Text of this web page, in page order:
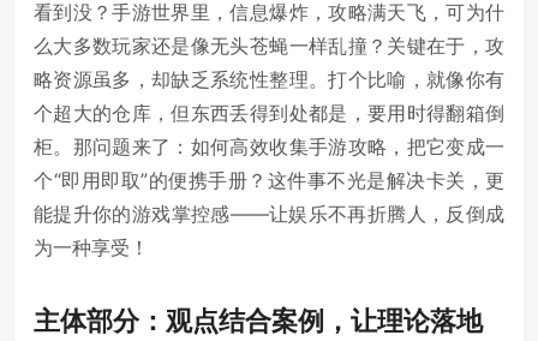
看到没？手游世界里，信息爆炸，攻略满天飞，可为什
么大多数玩家还是像无头苍蝇一样乱撞？关键在于，攻
略资源虽多，却缺乏系统性整理。打个比喻，就像你有
个超大的仓库，但东西丢得到处都是，要用时得翻箱倒
柜。那问题来了：如何高效收集手游攻略，把它变成一
个“即用即取”的便携手册？这件事不光是解决卡关，更
能提升你的游戏掌控感——让娱乐不再折腾人，反倒成
为一种享受！
主体部分：观点结合案例，让理论落地